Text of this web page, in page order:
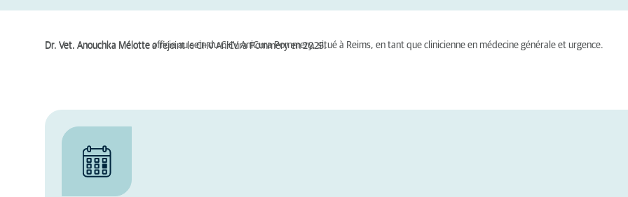
Dr. Vet. Anouchka Mélotte officie au sein du CHV AniCura Pommery, situé à Reims, en tant que clinicienne en médecine générale et urgence.
Dr. Vet. Anouchka Mélotte a rejoint le CHV AniCura Pommery en 2025.